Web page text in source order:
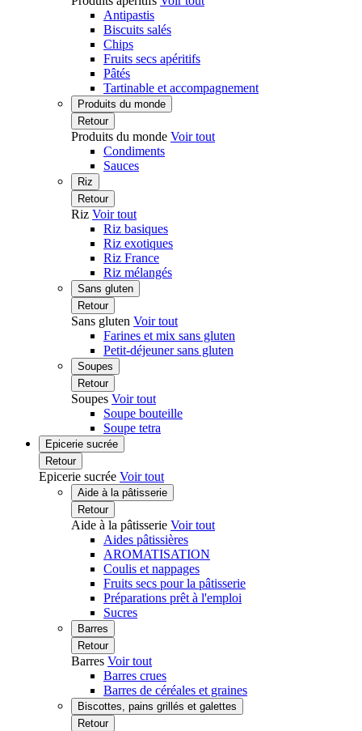
Antipastis
Biscuits salés
Chips
Fruits secs apéritifs
Pâtés
Tartinable et accompagnement
Produits du monde
Retour
Produits du monde Voir tout
Condiments
Sauces
Riz
Retour
Riz Voir tout
Riz basiques
Riz exotiques
Riz France
Riz mélangés
Sans gluten
Retour
Sans gluten Voir tout
Farines et mix sans gluten
Petit-déjeuner sans gluten
Soupes
Retour
Soupes Voir tout
Soupe bouteille
Soupe tetra
Epicerie sucrée
Retour
Epicerie sucrée Voir tout
Aide à la pâtisserie
Retour
Aide à la pâtisserie Voir tout
Aides pâtissières
AROMATISATION
Coulis et nappages
Fruits secs pour la pâtisserie
Préparations prêt à l'emploi
Sucres
Barres
Retour
Barres Voir tout
Barres crues
Barres de céréales et graines
Biscottes, pains grillés et galettes
Retour